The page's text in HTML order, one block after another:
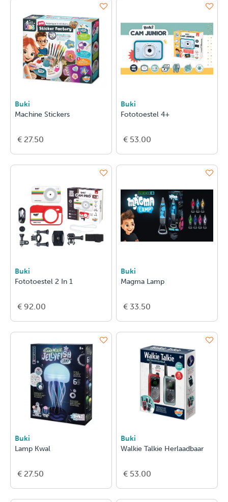
Buki
Machine Stickers
€ 27.50
Buki
Fototoestel 4+
€ 53.00
Buki
Fototoestel 2 In 1
€ 92.00
Buki
Magma Lamp
€ 33.50
Buki
Lamp Kwal
€ 27.50
Buki
Walkie Talkie Herlaadbaar
€ 53.00